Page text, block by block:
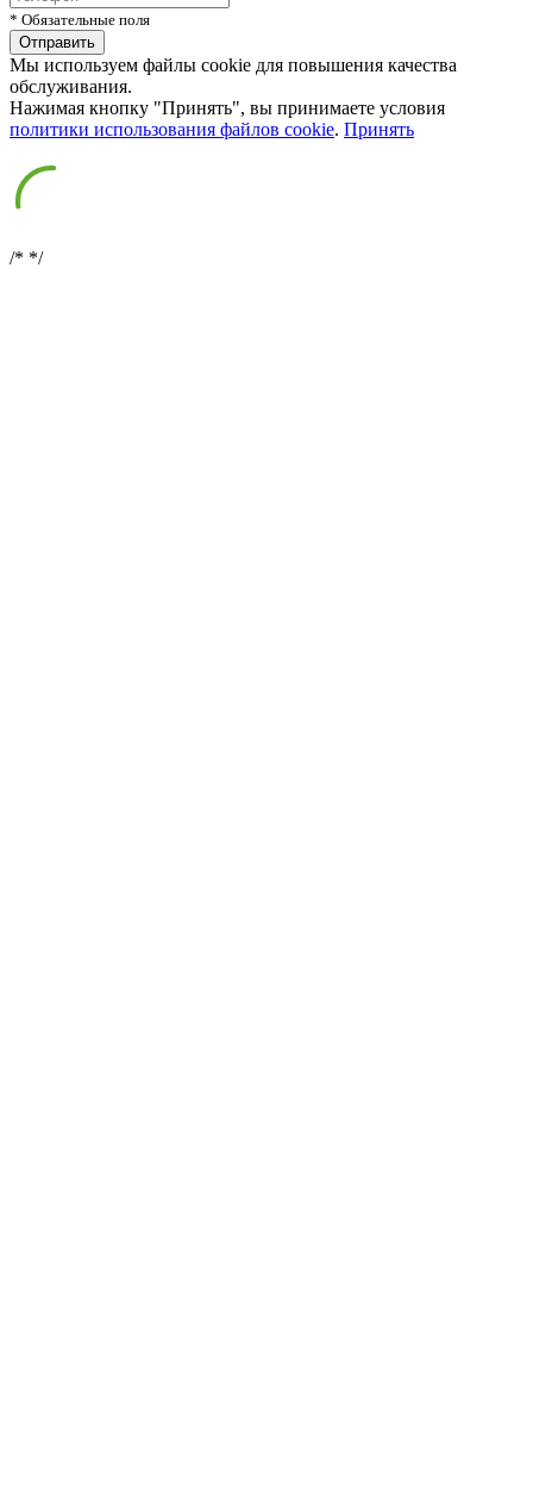
* Обязательные поля
Мы используем файлы cookie для повышения качества
обслуживания.
Нажимая кнопку "Принять", вы принимаете условия
политики использования файлов cookie. Принять
/* */